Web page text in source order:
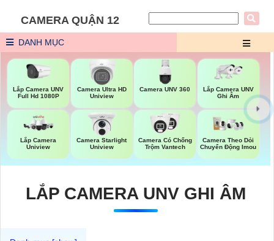
CAMERA QUẬN 12
DANH MỤC
Lắp Camera UNV
Full Hd 1080P
Camera Ultra HD
Uniview
Camera UNV 360
Lắp Camera UNV
Ghi Âm
Lắp Camera
Uniview
Camera Starlight
Uniview
Camera Có Chống
Trộm Vantech
Camera Theo Dỏi
Chuyển Động Imou
LẮP CAMERA UNV GHI ÂM